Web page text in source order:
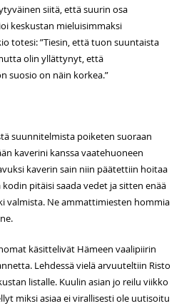
siitä, että suurin osa
keskustan mieluisimmaksi
totesi: ”Tiesin, että tuon suuntaista
olin yllättynyt, että
suosio on näin korkea.”
suunnitelmista poiketen suoraan
kaverini kanssa vaatehuoneen
kaverin sain niin päätettiin hoitaa
pitäisi saada vedet ja sitten enää
valmista. Ne ammattimiesten hommia
käsittelivät Hämeen vaalipiirin
Lehdessä vielä arvuuteltiin Risto
listalle. Kuulin asian jo reilu viikko
miksi asiaa ei virallisesti ole uutisoitu